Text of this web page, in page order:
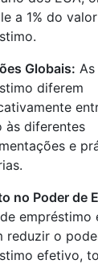
a 1% do
Globais:
diferem
às diferentes
e
no Poder de
empréstimo
reduzir o
efetivo,